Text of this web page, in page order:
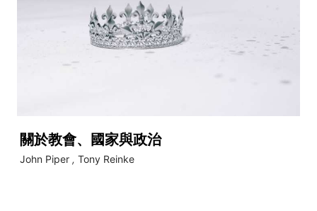
關於教會、國家與政治
John Piper , Tony Reinke